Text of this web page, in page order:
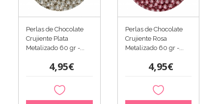
Perlas de Chocolate
Crujiente Plata
Metalizado 60 gr -...
4,95€
Perlas de Chocolate
Crujiente Rosa
Metalizado 60 gr -...
4,95€